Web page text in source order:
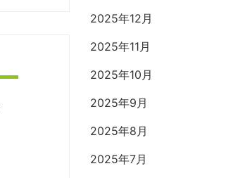
2025年12月
2025年11月
2025年10月
2025年9月
2025年8月
2025年7月